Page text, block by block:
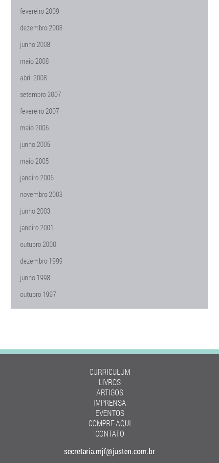
fevereiro 2009
dezembro 2008
junho 2008
maio 2008
abril 2008
setembro 2007
fevereiro 2007
maio 2006
junho 2005
maio 2005
janeiro 2005
novembro 2003
junho 2003
janeiro 2001
outubro 2000
dezembro 1999
junho 1998
outubro 1997
CURRICULUM
LIVROS
ARTIGOS
IMPRENSA
EVENTOS
COMPRE AQUI
CONTATO
secretaria.mjf@justen.com.br